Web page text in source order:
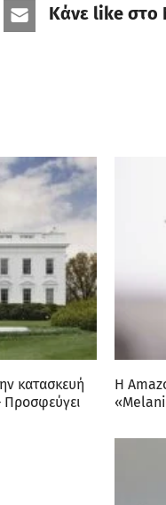
Κάνε like στο
κατασκευή
Προσφεύγει
Η